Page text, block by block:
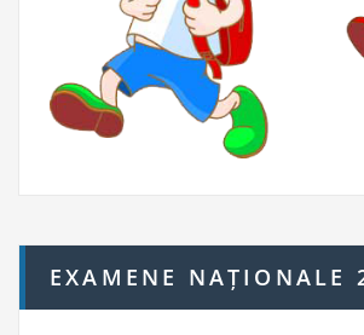
EXAMENE NAȚIONALE